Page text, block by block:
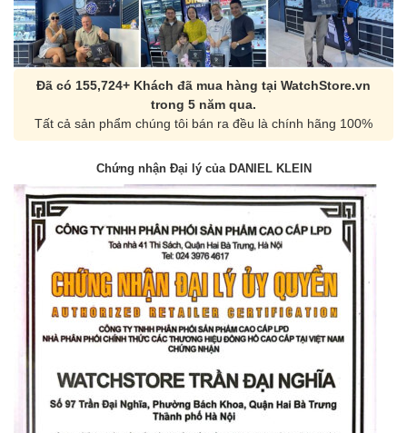
Đã có 155,724+ Khách đã mua hàng tại WatchStore.vn
trong 5 năm qua.
Tất cả sản phẩm chúng tôi bán ra đều là chính hãng 100%
Chứng nhận Đại lý của DANIEL KLEIN